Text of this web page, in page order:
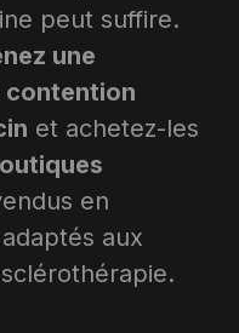
peut suffire.
une
contention
et achetez-les
en
aux